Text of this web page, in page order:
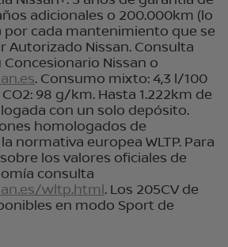
adicionales o 200.000km (lo
por cada mantenimiento que se
Autorizado Nissan. Consulta
Nissan o
. Consumo mixto: 4,3 l/100
98 g/km. Hasta 1.222km de
con un solo depósito.
homologados de
normativa europea WLTP. Para
los valores oficiales de
consulta
wltp.html. Los 205CV de
en modo Sport de